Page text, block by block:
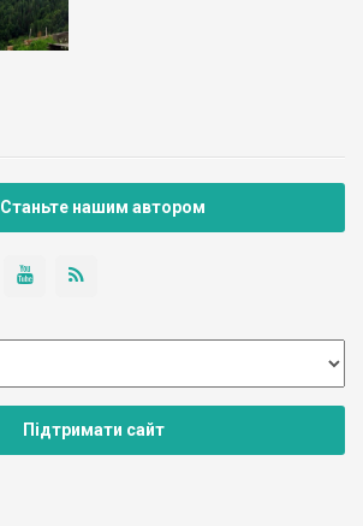
Станьте нашим автором
Підтримати сайт